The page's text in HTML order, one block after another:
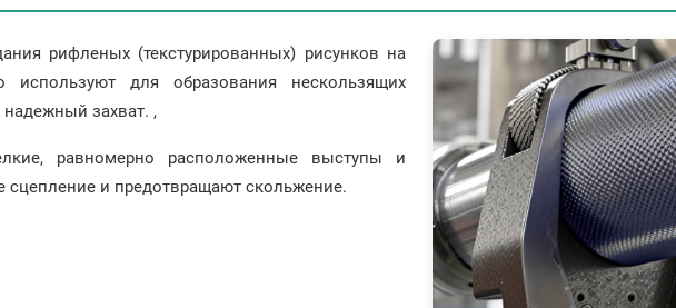
рифленых (текстурированных) рисунков на
используют для образования нескользящих
надежный захват. ,
равномерно расположенные выступы и
и предотвращают скольжение.